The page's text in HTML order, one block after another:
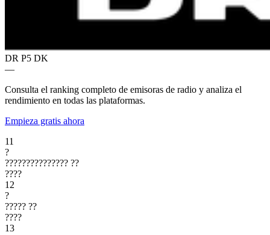
DR P5 DK
—
Consulta el ranking completo de emisoras de radio y analiza el
rendimiento en todas las plataformas.
Empieza gratis ahora
11
?
??????????????? ??
????
12
?
????? ??
????
13